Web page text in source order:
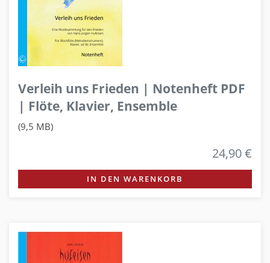
Verleih uns Frieden | Notenheft PDF
| Flöte, Klavier, Ensemble
(9,5 MB)
24,90 €
IN DEN WARENKORB